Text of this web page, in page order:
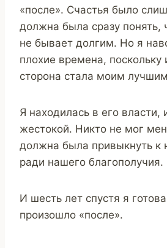
«после». Счастья было
должна была сразу понять,
не бывает долгим. Но я
плохие времена,
сторона стала моим
Я находилась в его власти,
жестокой. Никто не мог
должна была привыкнуть к
ради нашего благополучия.
И шесть лет спустя я
произошло «после».